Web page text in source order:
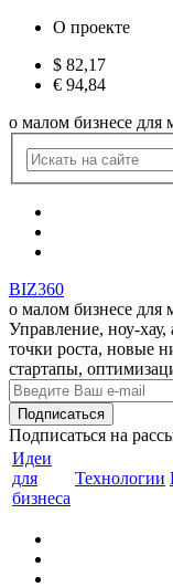
О проекте
$ 82,17
€ 94,84
о малом бизнесе для
BIZ360
о малом бизнесе для
Управление, ноу-хау,
точки роста, новые
стартапы,
Подписаться на
Идеи
для
бизнеса
Технологии